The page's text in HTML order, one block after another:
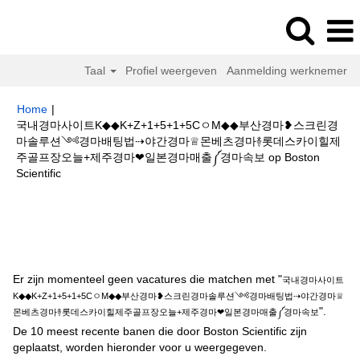
Taal Profiel weergeven Aanmelding werknemer
Home |
국내경마사이트K◆◆K+Z+1+5+1+5CㅇM◆◆부산경마❥스크린경
마솔루션༺경마배팅법⇢야간경마♕몬베츠경마࿈롯데스카이힐제
주골프장오늘+제주경마❤일본경마매출༼경마속보 op Boston
Scientific(huidige
Er zijn momenteel geen vacatures die matchen met "국내경마사이트
K◆◆K+Z+1+5+1+5CㅇM◆◆부산경마❥스크린경마솔루션༺경마배팅법⇢야간경마♕
몬베츠경마࿈롯데스카이힐제주골프장오늘+제주경마❤일본경마매출༼경마속보".
De 10 meest recente banen die door Boston Scientific zijn
geplaatst, worden hieronder voor u weergegeven.